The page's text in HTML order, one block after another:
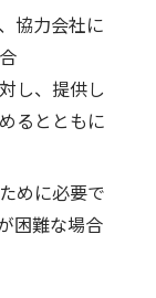
協力会社に
し、提供し
るとともに
めに必要で
困難な場合